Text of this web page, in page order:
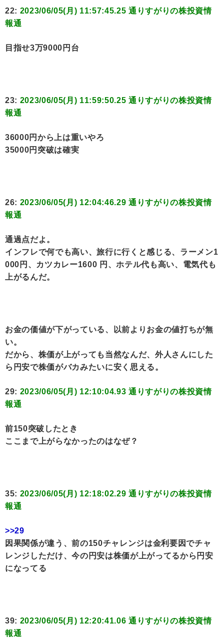
22: 2023/06/05(月) 11:57:45.25 通りすがりの株投資情
報通
目指せ3万9000円台
23: 2023/06/05(月) 11:59:50.25 通りすがりの株投資情
報通
36000円から上は重いやろ
35000円突破は確実
26: 2023/06/05(月) 12:04:46.29 通りすがりの株投資情
報通
通過点だよ。
インフレで何でも高い、旅行に行くと感じる、ラーメン1
000円、カツカレー1600 円、ホテル代も高い、電気代も
上がるんだ。
お金の価値が下がっている、以前よりお金の値打ちが無
い。
だから、株価が上がっても当然なんだ、外人さんにした
ら円安で株価がバカみたいに安く思える。
29: 2023/06/05(月) 12:10:04.93 通りすがりの株投資情
報通
前150突破したとき
ここまで上がらなかったのはなぜ？
35: 2023/06/05(月) 12:18:02.29 通りすがりの株投資情
報通
>>29
因果関係が違う、前の150チャレンジは金利要因でチャ
レンジしただけ、今の円安は株価が上がってるから円安
になってる
39: 2023/06/05(月) 12:20:41.06 通りすがりの株投資情
報通